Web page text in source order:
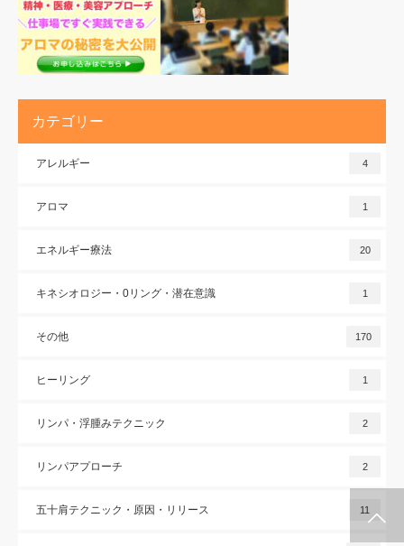
カテゴリー
アレルギー 4
アロマ 1
エネルギー療法 20
キネシオロジー・0リング・潜在意識 1
その他 170
ヒーリング 1
リンパ・浮腫みテクニック 2
リンパアプローチ 2
五十肩テクニック・原因・リリース 11
セミナー案内